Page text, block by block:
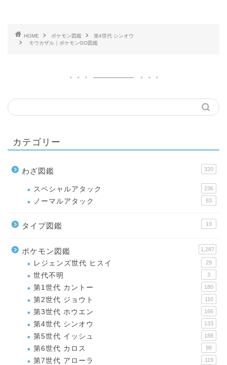
HOME ポケモン図鑑
第4世代 シンオウ
モウカザル｜ポケモンGO図鑑
カテゴリー
わざ図鑑 320
スペシャルアタック 236
ノーマルアタック 83
タイプ図鑑 19
ポケモン図鑑 1,287
レジェンズ世代 ヒスイ 29
世代不明 3
第1世代 カントー 180
第2世代 ジョウト 110
第3世代 ホウエン 166
第4世代 シンオウ 133
第5世代 イッシュ 188
第6世代 カロス 98
第7世代 アローラ 119